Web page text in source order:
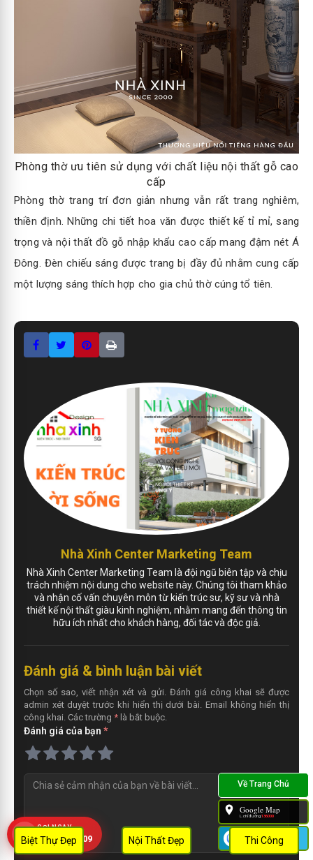
Phòng thờ ưu tiên sử dụng với chất liệu nội thất gỗ cao
cấp
Phòng thờ trang trí đơn giản nhưng vẫn rất trang nghiêm,
thiền định. Những chi tiết hoa văn được thiết kế tỉ mỉ, sang
trọng và nội thất đồ gỗ nhập khẩu cao cấp mang đậm nét Á
Đông. Đèn chiếu sáng được trang bị đầy đủ nhằm cung cấp
một lượng sáng thích hợp cho gia chủ thờ cúng tổ tiên.
Nhà Xinh Center Marketing Team
Nhà Xinh Center Marketing Team là đội ngũ biên tập và chịu
trách nhiệm nội dung cho website này. Chúng tôi tham khảo
và nhận cố vấn chuyên môn từ kiến trúc sư, kỹ sư và nhà
thiết kế nội thất giàu kinh nghiệm, nhằm mang đến thông tin
hữu ích nhất cho khách hàng, đối tác và độc giả.
Đánh giá & bình luận bài viết
Chọn số sao, viết nhận xét và gửi. Đánh giá công khai sẽ được
admin xét duyệt trước khi hiển thị dưới bài. Email không hiển thị
công khai. Các trường *là bắt buộc.
Đánh giá của bạn *
N
n
Biệt Thự Đẹp Nội Thất Đẹp Thi Công
Google Map
L.chỉ đường:136000
Zalo
GỌI NGAY
0909 452 109